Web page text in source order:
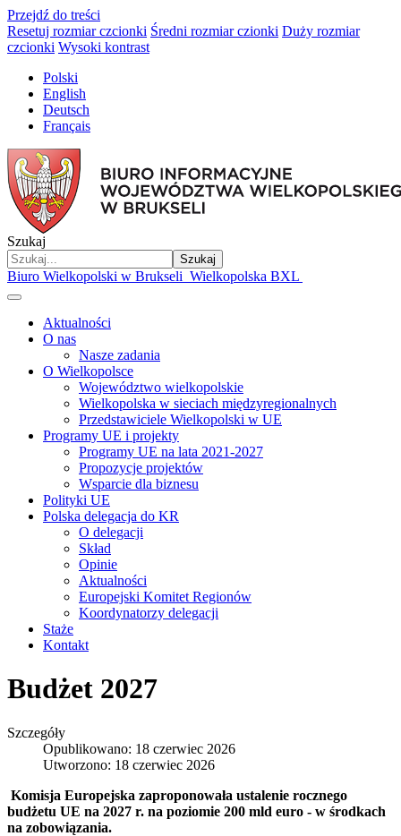
Przejdź do treści
Resetuj rozmiar czcionki Średni rozmiar czionki Duży rozmiar
czcionki Wysoki kontrast
Polski
English
Deutsch
Français
Szukaj
Szukaj
Biuro Wielkopolski w Brukseli Wielkopolska BXL
Aktualności
O nas
Nasze zadania
O Wielkopolsce
Województwo wielkopolskie
Wielkopolska w sieciach międzyregionalnych
Przedstawiciele Wielkopolski w UE
Programy UE i projekty
Programy UE na lata 2021-2027
Propozycje projektów
Wsparcie dla biznesu
Polityki UE
Polska delegacja do KR
O delegacji
Skład
Opinie
Aktualności
Europejski Komitet Regionów
Koordynatorzy delegacji
Staże
Kontakt
Budżet 2027
Szczegóły
Opublikowano: 18 czerwiec 2026
Utworzono: 18 czerwiec 2026
Komisja Europejska zaproponowała ustalenie rocznego
budżetu UE na 2027 r. na poziomie 200 mld euro - w środkach
na zobowiązania.